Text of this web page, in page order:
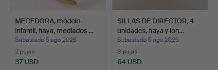
MECEDORA, modelo
infantil, haya, mediados …
Subastado 5 ago 2026
2 pujas
37 USD
SILLAS DE DIRECTOR, 4
unidades, haya y lon…
Subastado 5 ago 2026
8 pujas
64 USD